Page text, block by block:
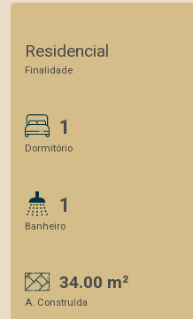
Residencial
Finalidade
1
Dormitório
1
Banheiro
34.00 m²
A. Construída